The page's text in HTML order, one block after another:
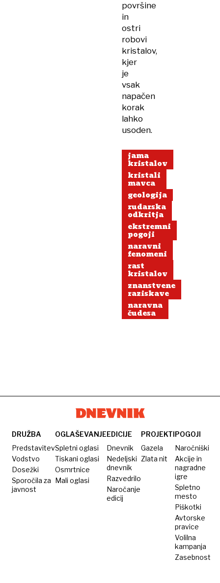
površine
in
ostri
robovi
kristalov,
kjer
je
vsak
napačen
korak
lahko
usoden.
jama
kristalov
kristali
mavca
geologija
rudarska
odkritja
ekstremni
pogoji
naravni
fenomeni
rast
kristalov
znanstvene
raziskave
naravna
čudesa
DRUŽBA
Predstavitev
Vodstvo
Dosežki
Sporočila za
javnost
OGLAŠEVANJE
Spletni oglasi
Tiskani oglasi
Osmrtnice
Mali oglasi
EDICIJE
Dnevnik
Nedeljski
dnevnik
Razvedrilo
Naročanje
edicij
PROJEKTI
Gazela
Zlata nit
POGOJI
Naročniški
Akcije in
nagradne
igre
Spletno
mesto
Piškotki
Avtorske
pravice
Volilna
kampanja
Zasebnost